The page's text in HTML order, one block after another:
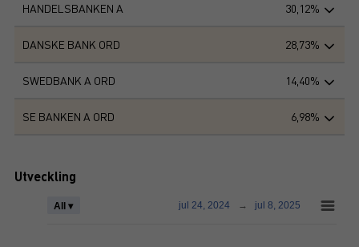
HANDELSBANKEN A 30,12%
DANSKE BANK ORD 28,73%
SWEDBANK A ORD 14,40%
SE BANKEN A ORD 6,98%
Utveckling
All ▾ jul 24, 2024 → jul 8, 2025